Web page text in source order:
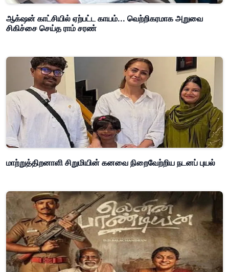
ஆக்‌ஷன் காட்சியில் ஏற்பட்ட காயம்... வெற்றிகரமாக அறுவை
சிகிச்சை செய்த ராம் சரண்
மாற்றுத்திறனாளி சிறுமியின் கனவை நிறைவேற்றிய நடனப் புயல்